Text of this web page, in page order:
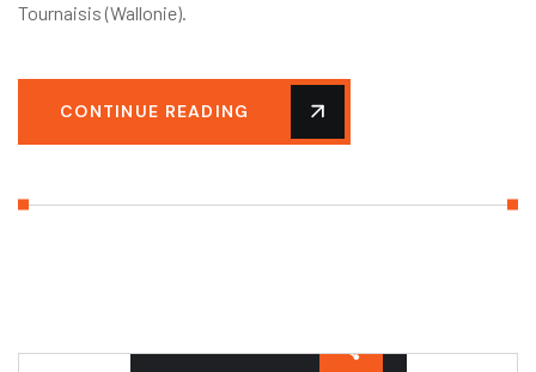
Tournaisis (Wallonie).
CONTINUE READING